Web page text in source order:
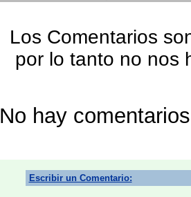
Los Comentarios
por lo tanto no nos
No hay
Escribir un Comentario: